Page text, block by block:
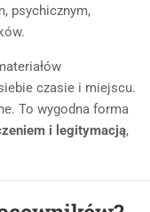
psychicznym,
czasie i miejscu.
To wygodna forma
i legitymacją,